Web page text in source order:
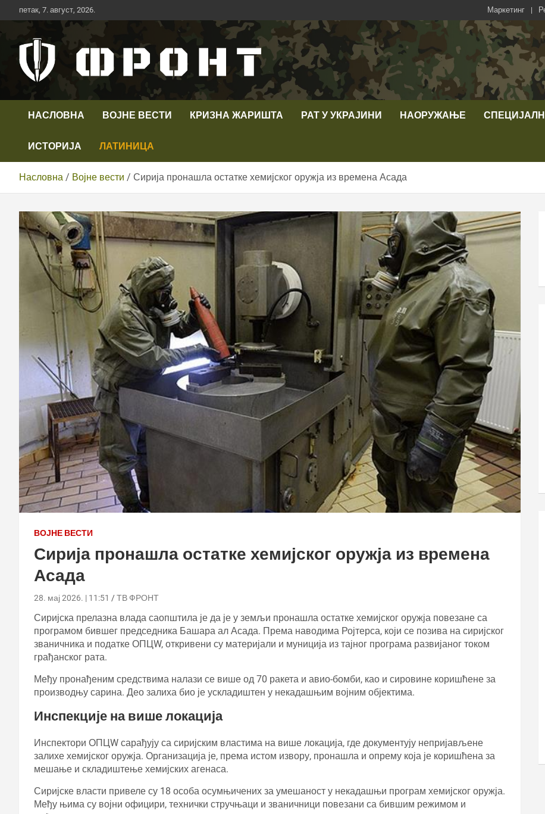
Скип
то
петак, 7. август, 2026. Маркетинг
Телевизија ФРОНТ
НАСЛОВНА ВОЈНЕ ВЕСТИ КРИЗНА ЖАРИШТА РАТ У УКРАЈИНИ НАОРУЖАЊЕ
ИСТОРИЈА ЛАТИНИЦА
Насловна Војне вести Сирија пронашла остатке хемијског оружја из времена Асада
ВОЈНЕ ВЕСТИ
Сирија пронашла остатке хемијског оружја из времена
Асада
28. мај 2026. | 11:51 ТВ ФРОНТ
Сиријска прелазна влада саопштила је да је у земљи пронашла остатке хемијског оружја повезане са
програмом бившег председника Башара ал Асада. Према наводима Ројтерса, који се позива на сиријског
званичника и податке ОПЦW, откривени су материјали и муниција из тајног програма развијаног током
грађанског рата.
Међу пронађеним средствима налази се више од 70 ракета и авио-бомби, као и сировине коришћене за
производњу сарина. Део залиха био је ускладиштен у некадашњим војним објектима.
Инспекције на више локација
Инспектори ОПЦW сарађују са сиријским властима на више локација, где документују непријављене
залихе хемијског оружја. Организација је, према истом извору, пронашла и опрему која је коришћена за
мешање и складиштење хемијских агенаса.
Сиријске власти привеле су 18 особа осумњичених за умешаност у некадашњи програм хемијског оружја.
Међу њима су војни официри, технички стручњаци и званичници повезани са бившим режимом и